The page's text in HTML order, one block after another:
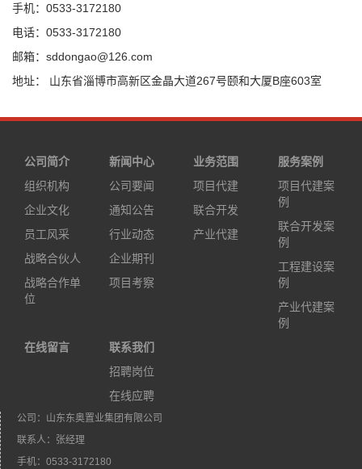
手机：0533-3172180
电话：0533-3172180
邮箱：sddongao@126.com
地址： 山东省淄博市高新区金晶大道267号颐和大厦B座603室
公司简介
组织机构
企业文化
员工风采
战略合伙人
战略合作单
位
新闻中心
公司要闻
通知公告
行业动态
企业期刊
项目考察
业务范围
项目代建
联合开发
产业代建
服务案例
项目代建案
例
联合开发案
例
工程建设案
例
产业代建案
例
在线留言
联系我们
招聘岗位
在线应聘
公司：山东东奥置业集团有限公司
联系人：张经理
手机：0533-3172180